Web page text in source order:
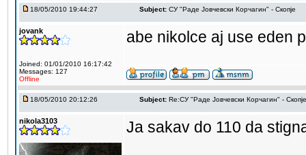
18/05/2010 19:44:27 Subject: СУ "Раде Јовчевски Корчагин" - Скопје
jovank
Joined: 01/01/2010 16:17:42
Messages: 127
Offline
abe nikolce aj use eden
18/05/2010 20:12:26 Subject: Re:СУ "Раде Јовчевски Корчагин" - Скопје
nikola3103 Ja sakav do 110 da